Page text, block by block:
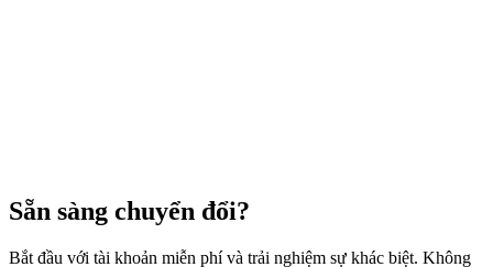
Learn more
Sẵn sàng chuyển đổi?
Bắt đầu với tài khoản miễn phí và trải nghiệm sự khác biệt. Không